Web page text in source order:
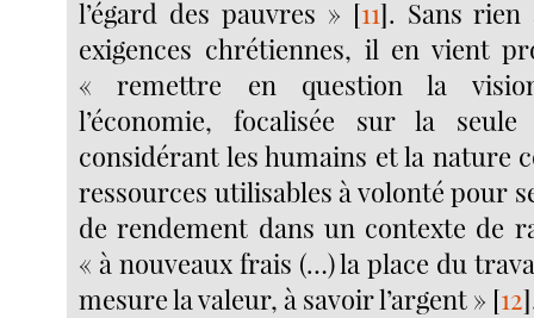
l’égard des pauvres » [11]. Sans rien
exigences chrétiennes, il en vient
« remettre en question la
l’économie, focalisée sur la
considérant les humains et la nature
ressources utilisables à volonté pour
de rendement dans un contexte de
« à nouveaux frais (…) la place du
mesure la valeur, à savoir l’argent » [12]